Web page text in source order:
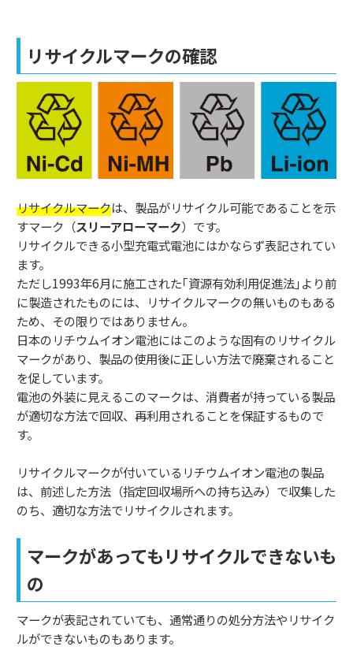
リサイクルマークの確認
リサイクルマークは、製品がリサイクル可能であることを示
すマーク（スリーアローマーク）です。
リサイクルできる小型充電式電池にはかならず表記されてい
ます。
ただし1993年6月に施工された｢資源有効利用促進法｣より前
に製造されたものには、リサイクルマークの無いものもある
ため、その限りではありません。
日本のリチウムイオン電池にはこのような固有のリサイクル
マークがあり、製品の使用後に正しい方法で廃棄されること
を促しています。
電池の外装に見えるこのマークは、消費者が持っている製品
が適切な方法で回収、再利用されることを保証するもので
す。
リサイクルマークが付いているリチウムイオン電池の製品
は、前述した方法（指定回収場所への持ち込み）で収集した
のち、適切な方法でリサイクルされます。
マークがあってもリサイクルできないも
の
マークが表記されていても、通常通りの処分方法やリサイク
ルができないものもあります。